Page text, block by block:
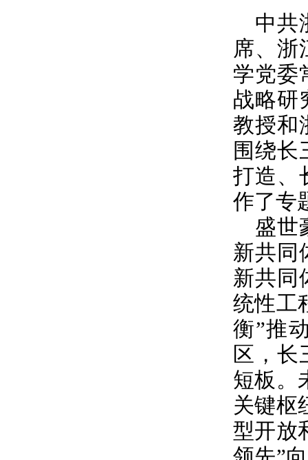
中共
席、浙
学党委
战略研
教授和
围绕长
打造、
作了专
盛世
新共同
新共同
统性工
衡”推
区，长
短板。
关键枢
型开放